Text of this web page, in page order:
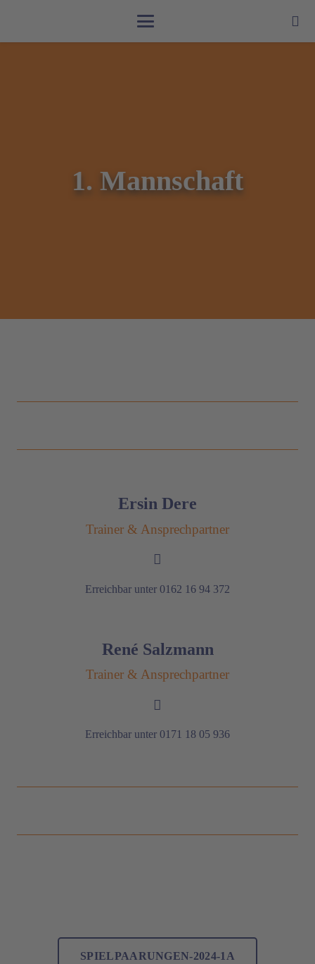
1. Mannschaft
Ersin Dere
Trainer & Ansprechpartner
Erreichbar unter 0162 16 94 372
René Salzmann
Trainer & Ansprechpartner
Erreichbar unter 0171 18 05 936
SPIELPAARUNGEN-2024-1A